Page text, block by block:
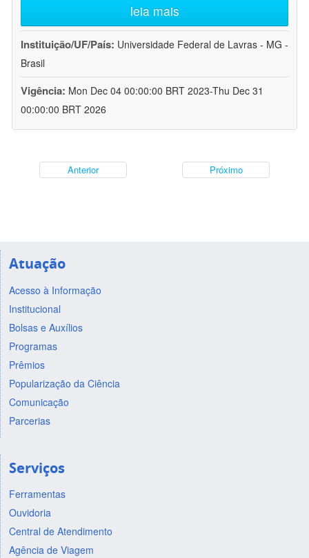
leia mais
Instituição/UF/País: Universidade Federal de Lavras - MG -
Brasil
Vigência: Mon Dec 04 00:00:00 BRT 2023-Thu Dec 31
00:00:00 BRT 2026
Anterior Próximo
Atuação
Acesso à Informação
Institucional
Bolsas e Auxílios
Programas
Prêmios
Popularização da Ciência
Comunicação
Parcerias
Serviços
Ferramentas
Ouvidoria
Central de Atendimento
Agência de Viagem